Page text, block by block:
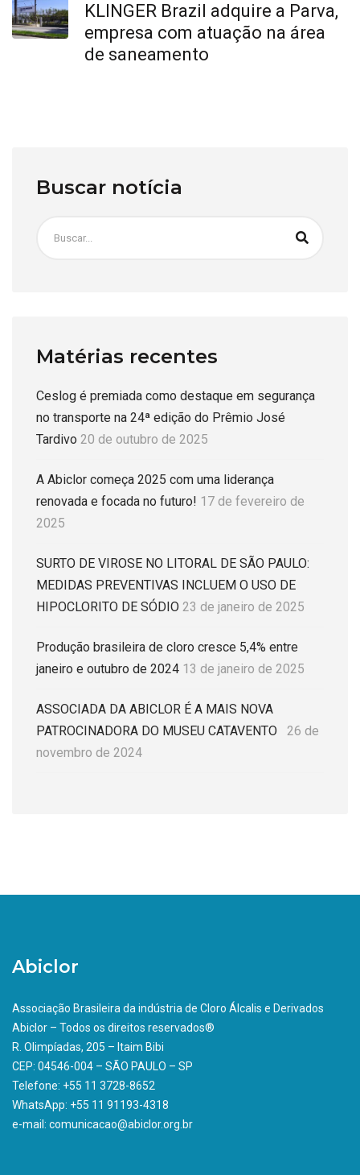
KLINGER Brazil adquire a Parva,
empresa com atuação na área
de saneamento
Buscar notícia
Matérias recentes
Ceslog é premiada como destaque em segurança
no transporte na 24ª edição do Prêmio José
Tardivo 20 de outubro de 2025
A Abiclor começa 2025 com uma liderança
renovada e focada no futuro! 17 de fevereiro de
2025
SURTO DE VIROSE NO LITORAL DE SÃO PAULO:
MEDIDAS PREVENTIVAS INCLUEM O USO DE
HIPOCLORITO DE SÓDIO 23 de janeiro de 2025
Produção brasileira de cloro cresce 5,4% entre
janeiro e outubro de 2024 13 de janeiro de 2025
ASSOCIADA DA ABICLOR É A MAIS NOVA
PATROCINADORA DO MUSEU CATAVENTO
26 de
novembro de 2024
Abiclor
Associação Brasileira da indústria de Cloro Álcalis e Derivados
Abiclor – Todos os direitos reservados®
R. Olimpíadas, 205 – Itaim Bibi
CEP: 04546-004 – SÃO PAULO – SP
Telefone: +55 11 3728-8652
WhatsApp: +55 11 91193-4318
e-mail: comunicacao@abiclor.org.br